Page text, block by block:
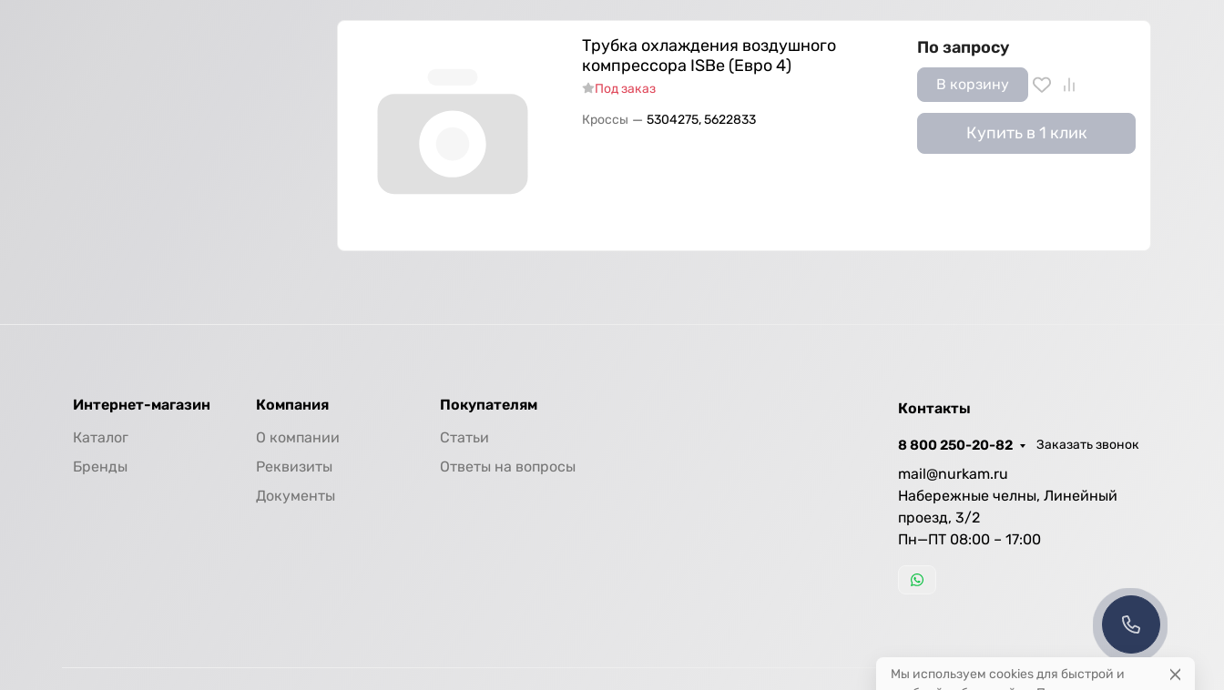
Трубка охлаждения воздушного
компрессора ISBe (Евро 4)
Под заказ
Кроссы — 5304275, 5622833
По запросу
В корзину
Купить в 1 клик
Интернет-магазин
Каталог
Бренды
Компания
О компании
Реквизиты
Документы
Покупателям
Статьи
Ответы на вопросы
Контакты
8 800 250-20-82 Заказать звонок
mail@nurkam.ru
Набережные челны, Линейный
проезд, 3/2
Пн—ПТ 08:00 – 17:00
Мы используем cookies для быстрой и